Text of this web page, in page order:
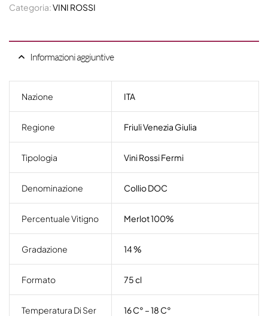
Categoria:VINI ROSSI
Informazioni aggiuntive
Nazione ITA
Regione Friuli Venezia Giulia
Tipologia Vini Rossi Fermi
Denominazione Collio DOC
Percentuale Vitigno Merlot 100%
Gradazione 14 %
Formato 75 cl
Temperatura Di Ser
16 C° – 18 C°